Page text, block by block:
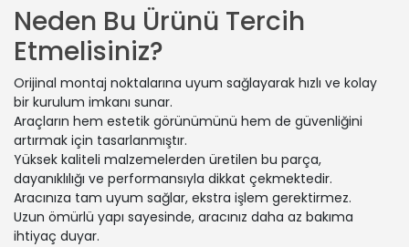
DACIA | LOGAN MCV II | 1.2 (Benzin) -
54 Kw 73 Ps | 2015-05-01 / -
RENAULT | SYMBOL III (L8_) | 1.0 SCe
01-01 / 2019-11-01
DACIA | LOGAN MCV II | 1.6 (Benzin) -
62 Kw 84 Ps | 2013-06-01 / -
RENAULT | LOGAN II Station wagon
(K8_) | 1.6 (Benzin) - 66 Kw 90 Ps |
2013-11-01 / -
DACIA | LOGAN II | 1.6 (Benzin) - 59 Kw
80 Ps | 2016-09-01 / -
Neden Bu Ürünü Tercih
Etmelisiniz?
Orijinal montaj noktalarına uyum sağlayarak hızlı ve kolay
bir kurulum imkanı sunar.
Araçların hem estetik görünümünü hem de güvenliğini
artırmak için tasarlanmıştır.
Yüksek kaliteli malzemelerden üretilen bu parça,
dayanıklılığı ve performansıyla dikkat çekmektedir.
Aracınıza tam uyum sağlar, ekstra işlem gerektirmez.
Uzun ömürlü yapı sayesinde, aracınız daha az bakıma
ihtiyaç duyar.